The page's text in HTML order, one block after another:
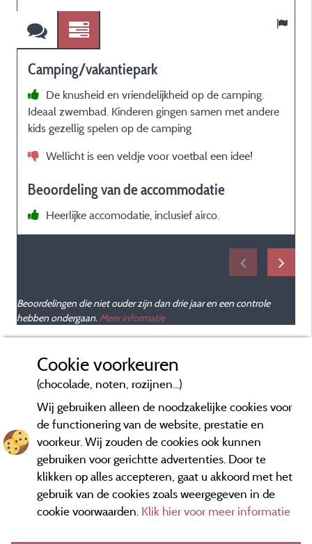
Camping/vakantiepark
De knusheid en vriendelijkheid op de camping.
Ideaal zwembad. Kinderen gingen samen met andere
kids gezellig spelen op de camping
Wellicht is een veldje voor voetbal een idee!
Beoordeling van de accommodatie
Heerlijke accomodatie, inclusief airco.
Beoordelingen die niet ouder zijn dan drie jaar en een controle
hebben ondergaan. Meer informatie
Cookie voorkeuren
(chocolade, noten, rozijnen...)
Wij gebruiken alleen de noodzakelijke cookies voor
de functionering van de website, prestatie en
voorkeur. Wij zouden de cookies ook kunnen
gebruiken voor gerichtte advertenties. Door te
klikken op alles accepteren, gaat u akkoord met het
gebruik van de cookies zoals weergegeven in de
cookie voorwaarden. Klik hier voor meer informatie